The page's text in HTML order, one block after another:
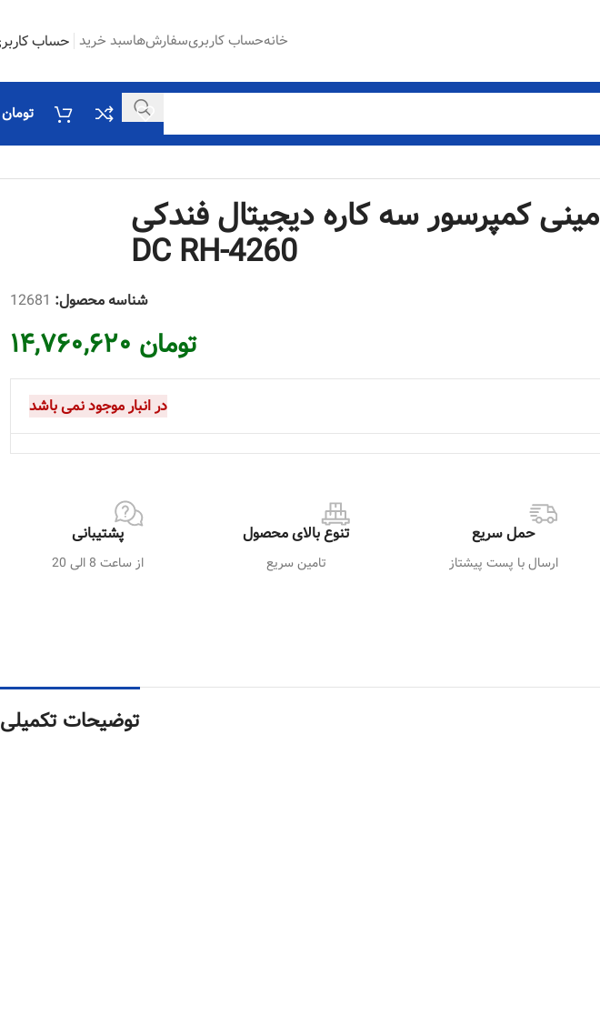
خانهحساب کاربریسفارش‌هاسبد خرید حساب
تومان
مینی کمپرسور سه کاره دیجیتال فندکی
DC RH-4260
شناسه محصول: 12681
تومان
در انبار موجود نمی باشد
حمل سریع
ارسال با پست پیشتاز
تنوع بالای محصول
تامین سریع
پشتیبانی
از ساعت 8 الی 20
توضیحات تکمیلی